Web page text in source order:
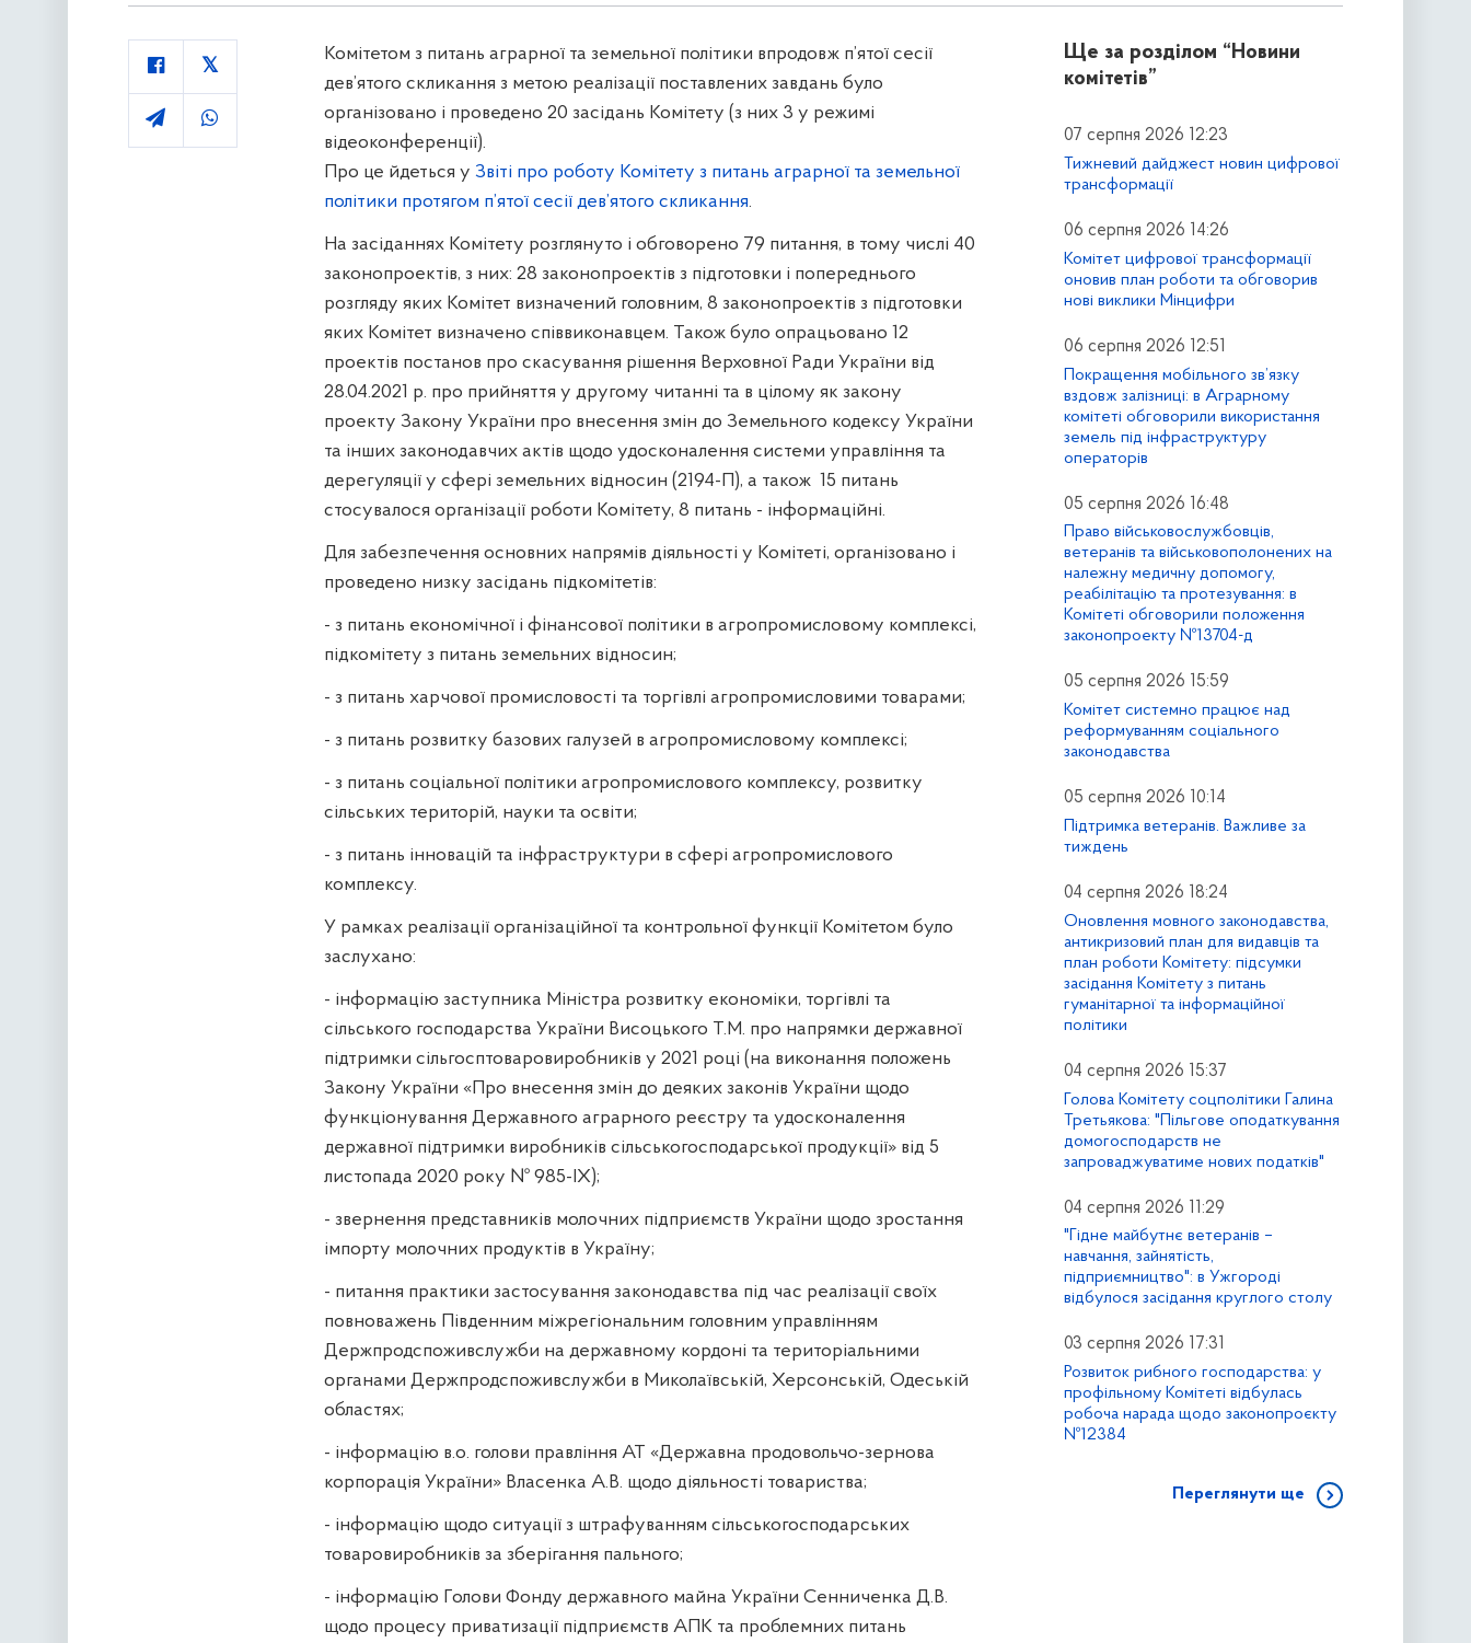
Комітетом з питань аграрної та земельної політики впродовж п’ятої сесії
дев’ятого скликання з метою реалізації поставлених завдань було
організовано і проведено 20 засідань Комітету (з них 3 у режимі
відеоконференції).
Про це йдеться у Звіті про роботу Комітету з питань аграрної та земельної
політики протягом п’ятої сесії дев’ятого скликання.
На засіданнях Комітету розглянуто і обговорено 79 питання, в тому числі 40
законопроектів, з них: 28 законопроектів з підготовки і попереднього
розгляду яких Комітет визначений головним, 8 законопроектів з підготовки
яких Комітет визначено співвиконавцем. Також було опрацьовано 12
проектів постанов про скасування рішення Верховної Ради України від
28.04.2021 р. про прийняття у другому читанні та в цілому як закону
проекту Закону України про внесення змін до Земельного кодексу України
та інших законодавчих актів щодо удосконалення системи управління та
дерегуляції у сфері земельних відносин (2194-П), а також 15 питань
стосувалося організації роботи Комітету, 8 питань - інформаційні.
Для забезпечення основних напрямів діяльності у Комітеті, організовано і
проведено низку засідань підкомітетів:
- з питань економічної і фінансової політики в агропромисловому комплексі,
підкомітету з питань земельних відносин;
- з питань харчової промисловості та торгівлі агропромисловими товарами;
- з питань розвитку базових галузей в агропромисловому комплексі;
- з питань соціальної політики агропромислового комплексу, розвитку
сільських територій, науки та освіти;
- з питань інновацій та інфраструктури в сфері агропромислового
комплексу.
У рамках реалізації організаційної та контрольної функції Комітетом було
заслухано:
- інформацію заступника Міністра розвитку економіки, торгівлі та
сільського господарства України Висоцького Т.М. про напрямки державної
підтримки сільгосптоваровиробників у 2021 році (на виконання положень
Закону України «Про внесення змін до деяких законів України щодо
функціонування Державного аграрного реєстру та удосконалення
державної підтримки виробників сільськогосподарської продукції» від 5
листопада 2020 року № 985-IX);
- звернення представників молочних підприємств України щодо зростання
імпорту молочних продуктів в Україну;
- питання практики застосування законодавства під час реалізації своїх
повноважень Південним міжрегіональним головним управлінням
Держпродспоживслужби на державному кордоні та територіальними
органами Держпродспоживслужби в Миколаївській, Херсонській, Одеській
областях;
- інформацію в.о. голови правління АТ «Державна продовольчо-зернова
корпорація України» Власенка А.В. щодо діяльності товариства;
- інформацію щодо ситуації з штрафуванням сільськогосподарських
товаровиробників за зберігання пального;
- інформацію Голови Фонду державного майна України Сенниченка Д.В.
щодо процесу приватизації підприємств АПК та проблемних питань
Ще за розділом “Новини
комітетів”
07 серпня 2026 12:23
Тижневий дайджест новин цифрової
трансформації
06 серпня 2026 14:26
Комітет цифрової трансформації
оновив план роботи та обговорив
нові виклики Мінцифри
06 серпня 2026 12:51
Покращення мобільного зв’язку
вздовж залізниці: в Аграрному
комітеті обговорили використання
земель під інфраструктуру
операторів
05 серпня 2026 16:48
Право військовослужбовців,
ветеранів та військовополонених на
належну медичну допомогу,
реабілітацію та протезування: в
Комітеті обговорили положення
законопроекту №13704-д
05 серпня 2026 15:59
Комітет системно працює над
реформуванням соціального
законодавства
05 серпня 2026 10:14
Підтримка ветеранів. Важливе за
тиждень
04 серпня 2026 18:24
Оновлення мовного законодавства,
антикризовий план для видавців та
план роботи Комітету: підсумки
засідання Комітету з питань
гуманітарної та інформаційної
політики
04 серпня 2026 15:37
Голова Комітету соцполітики Галина
Третьякова: "Пільгове оподаткування
домогосподарств не
запроваджуватиме нових податків"
04 серпня 2026 11:29
"Гідне майбутнє ветеранів –
навчання, зайнятість,
підприємництво": в Ужгороді
відбулося засідання круглого столу
03 серпня 2026 17:31
Розвиток рибного господарства: у
профільному Комітеті відбулась
робоча нарада щодо законопроєкту
№12384
Переглянути ще